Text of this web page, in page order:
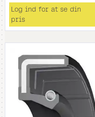
Log ind for at se din
pris